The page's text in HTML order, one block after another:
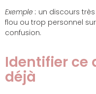
Exemple : un discours
flou ou trop personnel
confusion.
Identifier ce
déjà